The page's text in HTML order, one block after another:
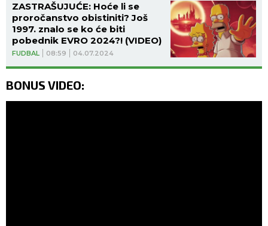
FUDBAL 08:59 04.07.2024
ZASTRAŠUJUĆE: Hoće li se
proročanstvo obistiniti? Još
1997. znalo se ko će biti
pobednik EVRO 2024?! (VIDEO)
BONUS VIDEO: